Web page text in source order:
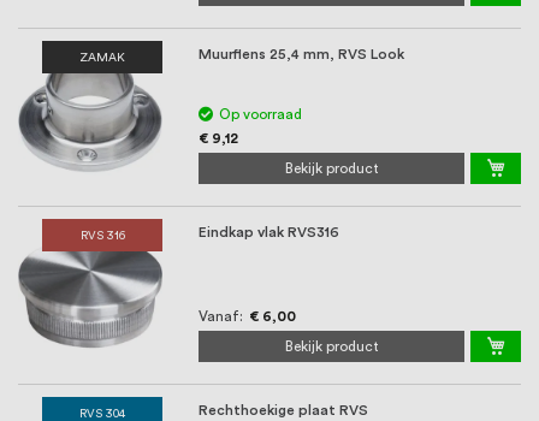
ZAMAK Muurflens 25,4 mm, RVS Look
Op voorraad
€ 9,12
Bekijk product
RVS 316 Eindkap vlak RVS316
Vanaf € 6,00
Bekijk product
RVS 304 Rechthoekige plaat RVS